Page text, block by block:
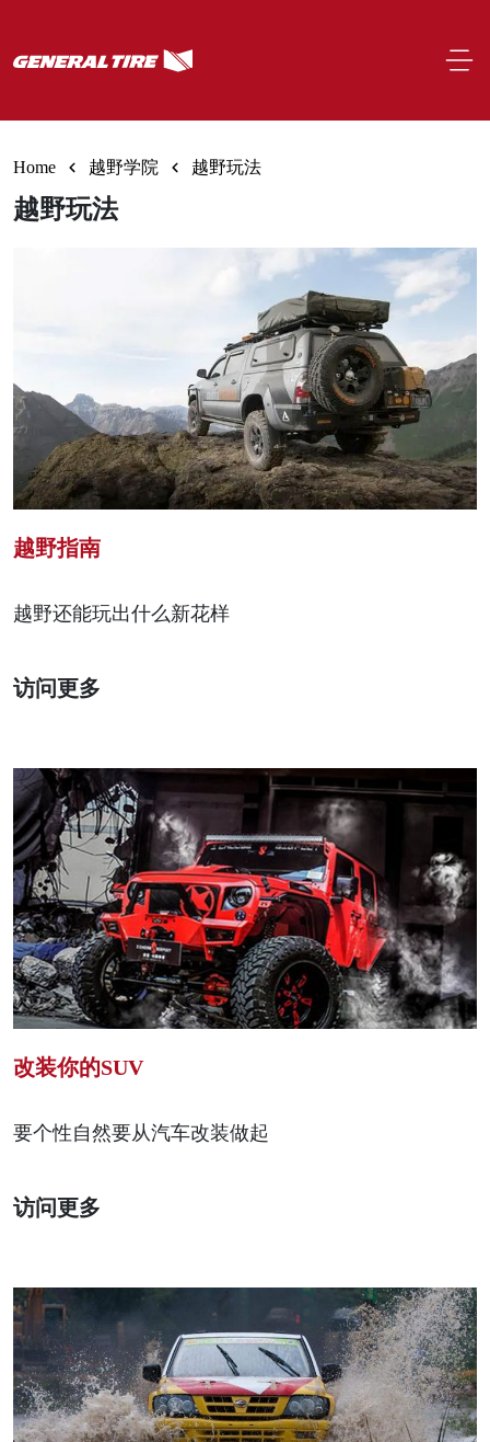
Home 越野学院 越野玩法
越野玩法
越野指南
越野还能玩出什么新花样
访问更多
改装你的SUV
要个性自然要从汽车改装做起
访问更多